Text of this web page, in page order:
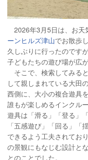
2026年3月5日は、お天
ーンヒルズ津山でお散歩
久しぶりに行ったのです
子どもたちの遊び場が広
そこで、検索してみる
して親しまれている大田
西側に、大小の複合遊具
誰もが楽しめるインクル
遊具は「滑る」「登る」
「五感遊び」「回る」「
できるよう工夫されてお
の景観にもなじむ設計と
とのことでした。